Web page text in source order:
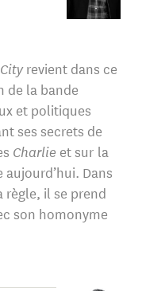
revient dans ce
de la bande
et politiques
ses secrets de
Charlie et sur la
Dans
il se prend
son homonyme